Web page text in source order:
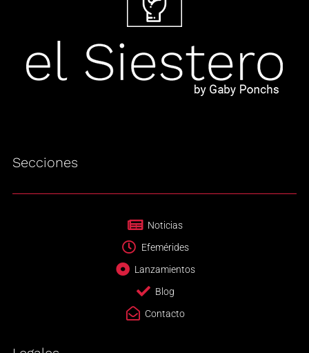
Secciones
Noticias
Efemérides
Lanzamientos
Blog
Contacto